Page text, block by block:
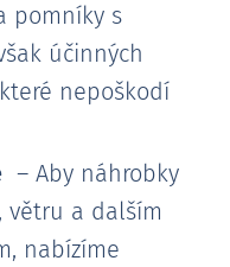
pomníky s
účinných
nepoškodí
– Aby náhrobky
větru a dalším
nabízíme